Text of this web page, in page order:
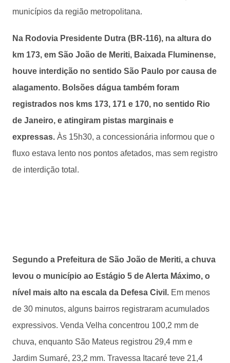
municípios da região metropolitana.
Na Rodovia Presidente Dutra (BR-116), na altura do
km 173, em São João de Meriti, Baixada Fluminense,
houve interdição no sentido São Paulo por causa de
alagamento. Bolsões dágua também foram
registrados nos kms 173, 171 e 170, no sentido Rio
de Janeiro, e atingiram pistas marginais e
expressas. Às 15h30, a concessionária informou que o
fluxo estava lento nos pontos afetados, mas sem registro
de interdição total.
Segundo a Prefeitura de São João de Meriti, a chuva
levou o município ao Estágio 5 de Alerta Máximo, o
nível mais alto na escala da Defesa Civil. Em menos
de 30 minutos, alguns bairros registraram acumulados
expressivos. Venda Velha concentrou 100,2 mm de
chuva, enquanto São Mateus registrou 29,4 mm e
Jardim Sumaré, 23,2 mm. Travessa Itacaré teve 21,4